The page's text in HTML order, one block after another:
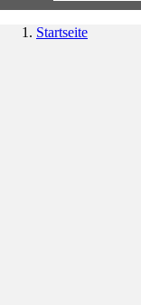
Startseite